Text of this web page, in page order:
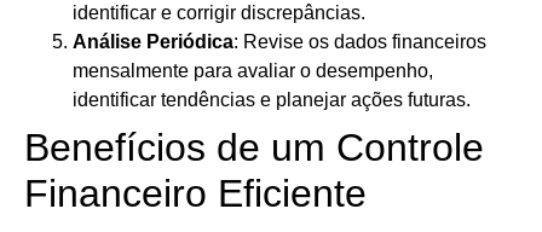
identificar e corrigir discrepâncias.
Análise Periódica: Revise os dados financeiros
mensalmente para avaliar o desempenho,
identificar tendências e planejar ações futuras.
Benefícios de um Controle
Financeiro Eficiente